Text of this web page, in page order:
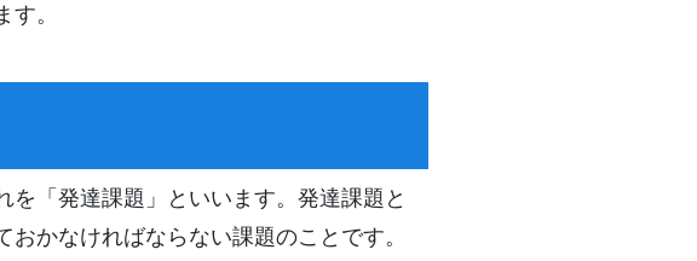
。
「発達課題」といいます。発達課題と
かなければならない課題のことです。